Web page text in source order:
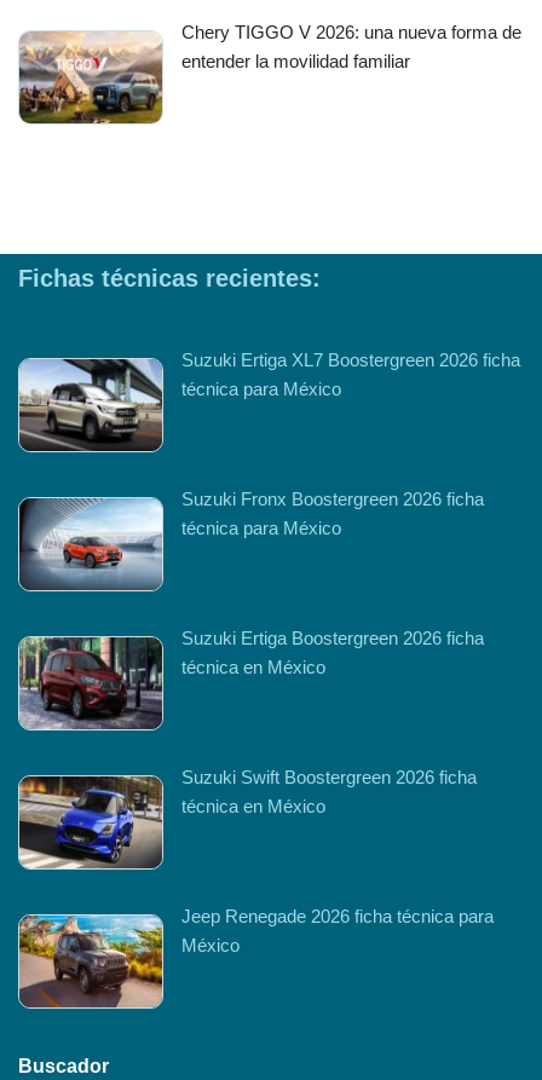
Chery TIGGO V 2026: una nueva forma de
entender la movilidad familiar
Fichas técnicas recientes:
Suzuki Ertiga XL7 Boostergreen 2026 ficha
técnica para México
Suzuki Fronx Boostergreen 2026 ficha
técnica para México
Suzuki Ertiga Boostergreen 2026 ficha
técnica en México
Suzuki Swift Boostergreen 2026 ficha
técnica en México
Jeep Renegade 2026 ficha técnica para
México
Buscador